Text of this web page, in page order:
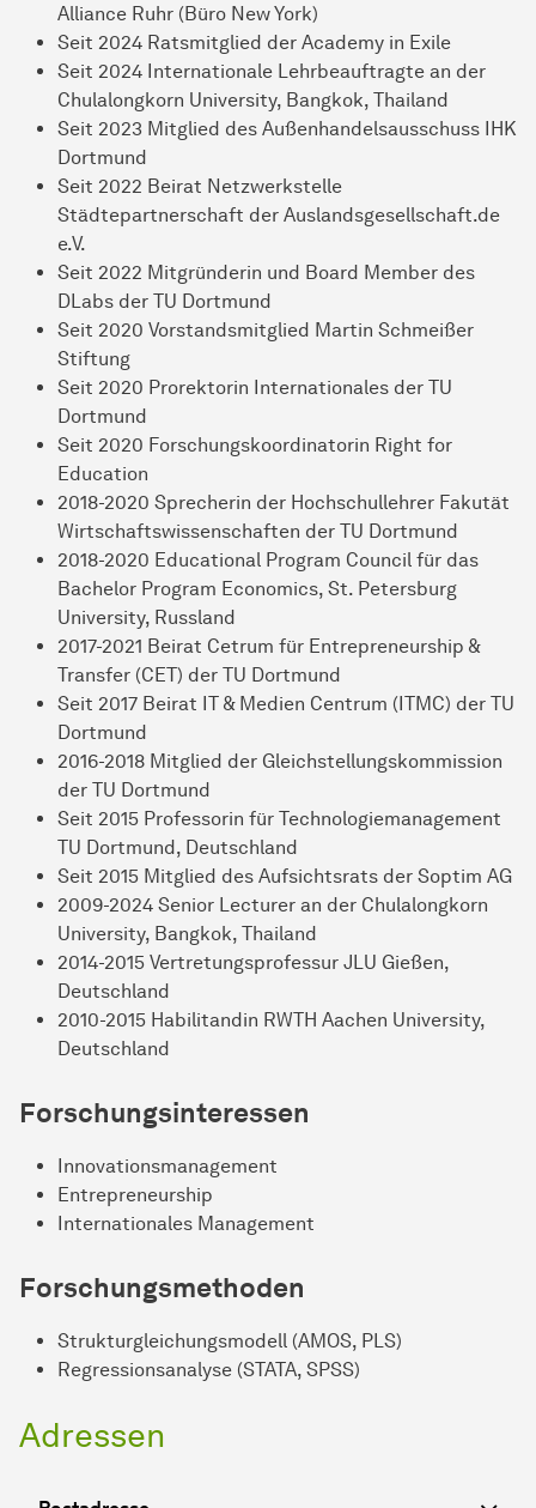
Alliance Ruhr (Büro New York)
Seit 2024 Ratsmitglied der Academy in Exile
Seit 2024 Internationale Lehrbeauftragte an der
Chulalongkorn University, Bangkok, Thailand
Seit 2023 Mitglied des Außenhandelsausschuss IHK
Dortmund
Seit 2022 Beirat Netzwerkstelle
Städtepartnerschaft der Auslandsgesellschaft.de
e.V.
Seit 2022 Mitgründerin und Board Member des
DLabs der TU Dortmund
Seit 2020 Vorstandsmitglied Martin Schmeißer
Stiftung
Seit 2020 Prorektorin Internationales der TU
Dortmund
Seit 2020 Forschungskoordinatorin Right for
Education
2018-2020 Sprecherin der Hochschullehrer Fakutät
Wirtschaftswissenschaften der TU Dortmund
2018-2020 Educational Program Council für das
Bachelor Program Economics, St. Petersburg
University, Russland
2017-2021 Beirat Cetrum für Entrepreneurship &
Transfer (CET) der TU Dortmund
Seit 2017 Beirat IT & Medien Centrum (ITMC) der TU
Dortmund
2016-2018 Mitglied der Gleichstellungskommission
der TU Dortmund
Seit 2015 Professorin für Technologiemanagement
TU Dortmund, Deutschland
Seit 2015 Mitglied des Aufsichtsrats der Soptim AG
2009-2024 Senior Lecturer an der Chulalongkorn
University, Bangkok, Thailand
2014-2015 Vertretungsprofessur JLU Gießen,
Deutschland
2010-2015 Habilitandin RWTH Aachen University,
Deutschland
Forschungsinteressen
Innovationsmanagement
Entrepreneurship
Internationales Management
Forschungsmethoden
Strukturgleichungsmodell (AMOS, PLS)
Regressionsanalyse (STATA, SPSS)
Adressen